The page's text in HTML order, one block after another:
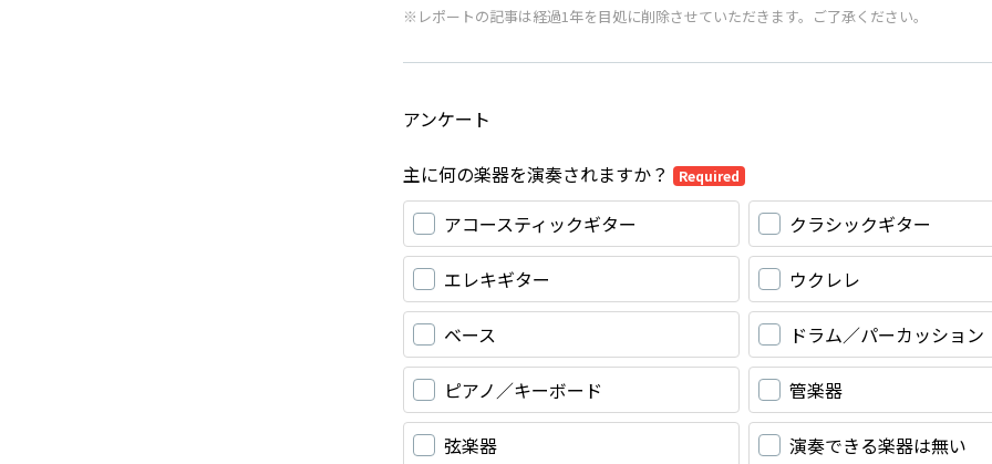
※レポートの記事は経過1年を目処に削除させていただきます。ご了承ください。
アンケート
主に何の楽器を演奏されますか？ Required
アコースティックギター クラシックギター
エレキギター ウクレレ
ベース ドラム／パーカッション
ピアノ／キーボード 管楽器
弦楽器 演奏できる楽器は無い